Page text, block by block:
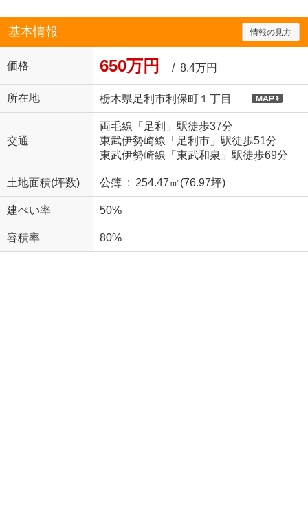
基本情報 情報の見方
価格 650万円 / 8.4万円
所在地 栃木県足利市利保町１丁目
交通
両毛線「足利」駅徒歩37分
東武伊勢崎線「足利市」駅徒歩51分
東武伊勢崎線「東武和泉」駅徒歩69分
土地面積(坪数) 公簿 : 254.47㎡(76.97坪)
建ぺい率 50%
容積率 80%